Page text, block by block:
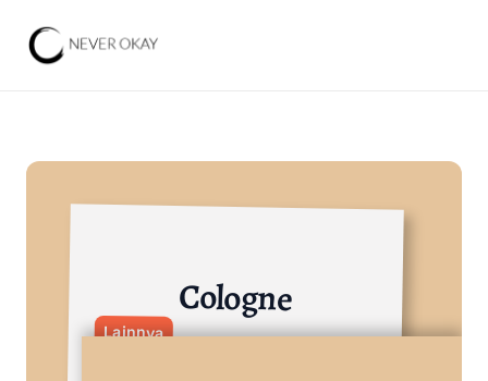
Cologne
Lainnya